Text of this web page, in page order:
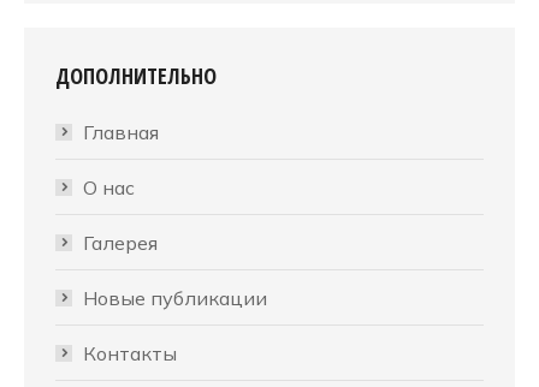
ДОПОЛНИТЕЛЬНО
Главная
О нас
Галерея
Новые публикации
Контакты